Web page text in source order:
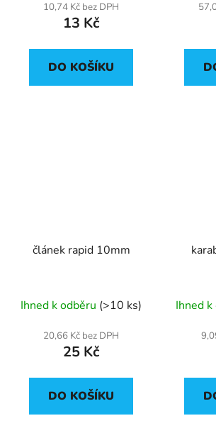
10,74 Kč bez DPH
13 Kč
DO KOŠÍKU
článek rapid 10mm
Ihned k odběru (>10 ks)
20,66 Kč bez DPH
25 Kč
DO KOŠÍKU
Ihned